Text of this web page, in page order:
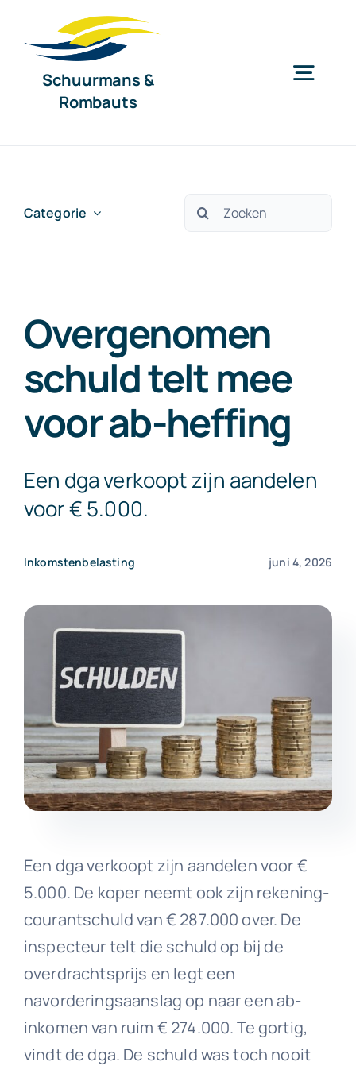
naar
Schuurmans &
Rombauts
Exact Online
Neem contact op!
Categorie
Zoeken
Overgenomen
schuld telt mee
voor ab-heffing
Een dga verkoopt zijn aandelen
voor € 5.000.
Inkomstenbelasting juni 4, 2026
Een dga verkoopt zijn aandelen voor €
5.000. De koper neemt ook zijn rekening-
courantschuld van € 287.000 over. De
inspecteur telt die schuld op bij de
overdrachtsprijs en legt een
navorderingsaanslag op naar een ab-
inkomen van ruim € 274.000. Te gortig,
vindt de dga. De schuld was toch nooit